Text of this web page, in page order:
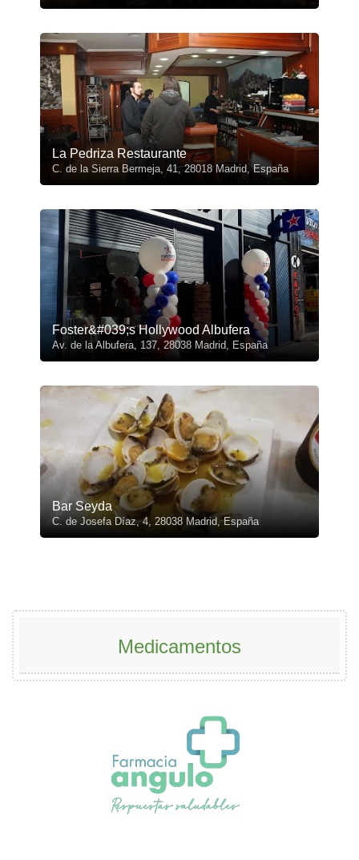
La Pedriza Restaurante
C. de la Sierra Bermeja, 41, 28018 Madrid, España
Foster&#039;s Hollywood Albufera
Av. de la Albufera, 137, 28038 Madrid, España
Bar Seyda
C. de Josefa Díaz, 4, 28038 Madrid, España
Medicamentos